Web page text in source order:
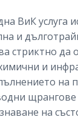
ВиК услуга
и
стриктно да
и
на
щрангове
на